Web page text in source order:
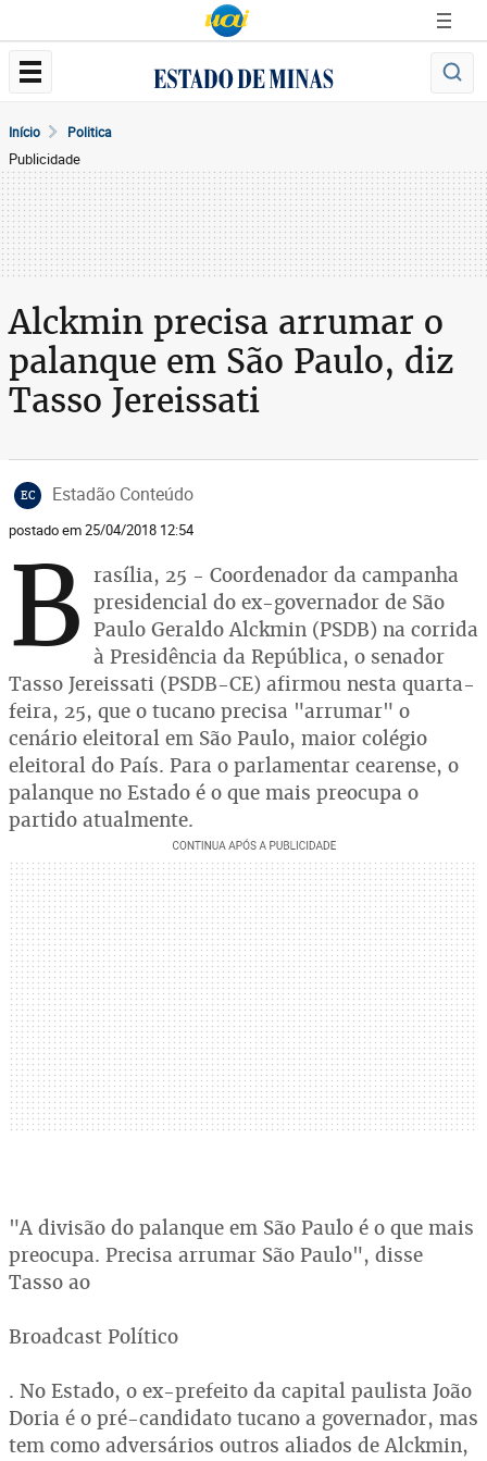
Início Politica
Publicidade
Alckmin precisa arrumar o
palanque em São Paulo, diz
Tasso Jereissati
EC Estadão Conteúdo
postado em 25/04/2018 12:54
B rasília, 25 - Coordenador da campanha
presidencial do ex-governador de São
Paulo Geraldo Alckmin (PSDB) na corrida
à Presidência da República, o senador
Tasso Jereissati (PSDB-CE) afirmou nesta quarta-
feira, 25, que o tucano precisa "arrumar" o
cenário eleitoral em São Paulo, maior colégio
eleitoral do País. Para o parlamentar cearense, o
palanque no Estado é o que mais preocupa o
partido atualmente.
"A divisão do palanque em São Paulo é o que mais
preocupa. Precisa arrumar São Paulo", disse
Tasso ao
Broadcast Político
. No Estado, o ex-prefeito da capital paulista João
Doria é o pré-candidato tucano a governador, mas
tem como adversários outros aliados de Alckmin,